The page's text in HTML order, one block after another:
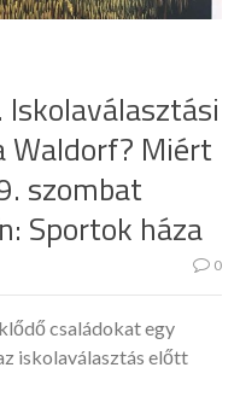
Iskolaválasztási
Waldorf? Miért
szombat
Sportok háza
0
családokat egy
iskolaválasztás előtt